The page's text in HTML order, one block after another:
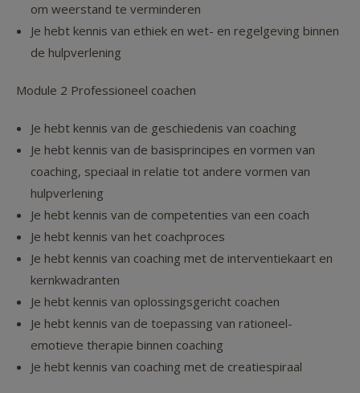
om weerstand te verminderen
Je hebt kennis van ethiek en wet- en regelgeving binnen
de hulpverlening
Module 2 Professioneel coachen
Je hebt kennis van de geschiedenis van coaching
Je hebt kennis van de basisprincipes en vormen van
coaching, speciaal in relatie tot andere vormen van
hulpverlening
Je hebt kennis van de competenties van een coach
Je hebt kennis van het coachproces
Je hebt kennis van coaching met de interventiekaart en
kernkwadranten
Je hebt kennis van oplossingsgericht coachen
Je hebt kennis van de toepassing van rationeel-
emotieve therapie binnen coaching
Je hebt kennis van coaching met de creatiespiraal